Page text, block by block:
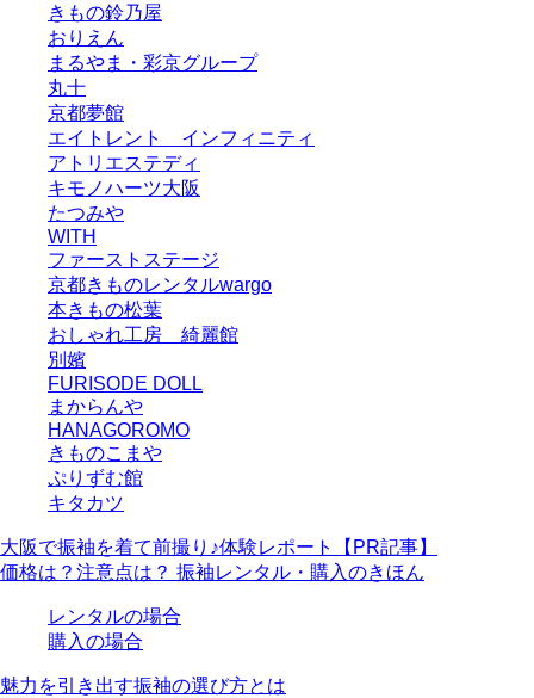
きもの鈴乃屋
おりえん
まるやま・彩京グループ
丸十
京都夢館
エイトレント インフィニティ
アトリエステディ
キモノハーツ大阪
たつみや
WITH
ファーストステージ
京都きものレンタルwargo
本きもの松葉
おしゃれ工房 綺麗館
別嬪
FURISODE DOLL
まからんや
HANAGOROMO
きものこまや
ぷりずむ館
キタカツ
大阪で振袖を着て前撮り♪体験レポート【PR記事】
価格は？注意点は？ 振袖レンタル・購入のきほん
レンタルの場合
購入の場合
魅力を引き出す振袖の選び方とは